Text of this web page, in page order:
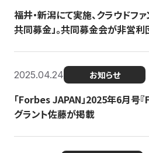
福井・新潟にて実施、クラウドフ
共同募金」。共同募金会が非営
2025.04.24 お知らせ
「Forbes JAPAN」2025年6月号
グラント佐藤が掲載